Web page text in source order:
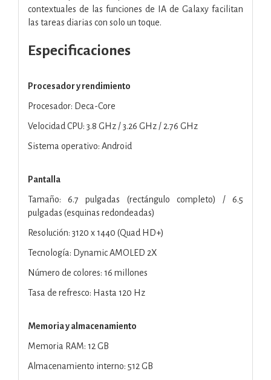
contextuales de las funciones de IA de Galaxy facilitan
las tareas diarias con solo un toque.
Especificaciones
Procesador y rendimiento
Procesador: Deca-Core
Velocidad CPU: 3.8 GHz / 3.26 GHz / 2.76 GHz
Sistema operativo: Android
Pantalla
Tamaño: 6.7 pulgadas (rectángulo completo) / 6.5
pulgadas (esquinas redondeadas)
Resolución: 3120 x 1440 (Quad HD+)
Tecnología: Dynamic AMOLED 2X
Número de colores: 16 millones
Tasa de refresco: Hasta 120 Hz
Memoria y almacenamiento
Memoria RAM: 12 GB
Almacenamiento interno: 512 GB